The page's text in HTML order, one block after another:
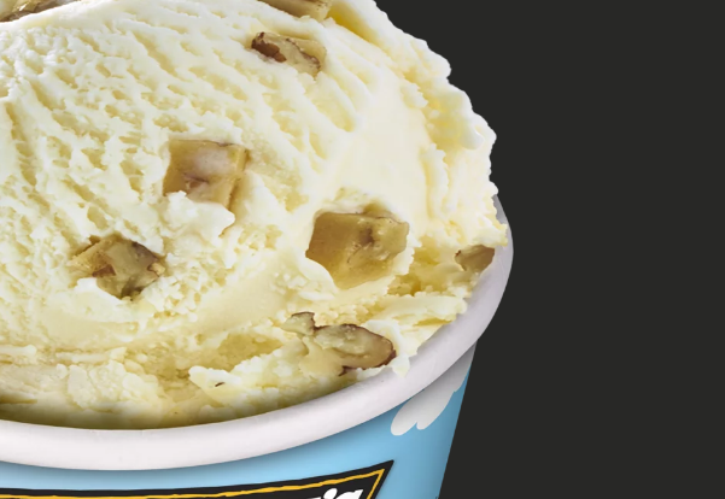
VANILLA PECAN